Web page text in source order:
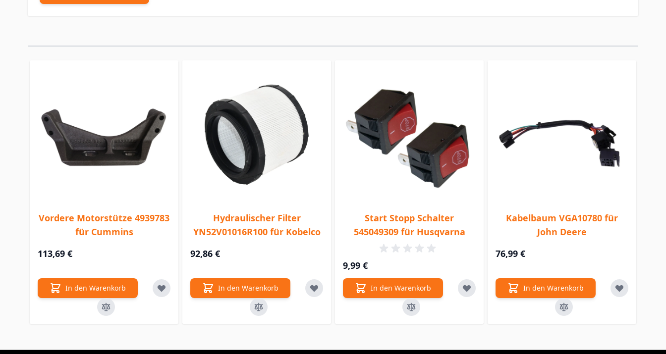
Vordere Motorstütze 4939783
für Cummins
113,69 €
In den Warenkorb
Hydraulischer Filter
YN52V01016R100 für Kobelco
92,86 €
In den Warenkorb
Start Stopp Schalter
545049309 für Husqvarna
9,99 €
In den Warenkorb
Kabelbaum VGA10780 für
John Deere
76,99 €
In den Warenkorb